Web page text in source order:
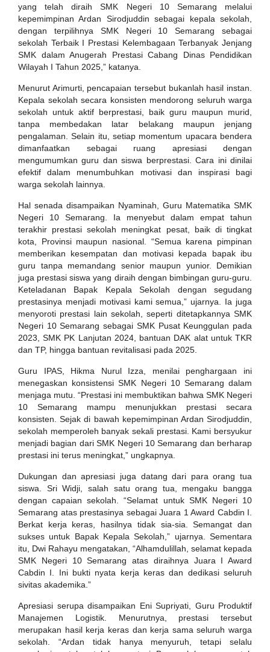
yang telah diraih SMK Negeri 10 Semarang melalui
kepemimpinan Ardan Sirodjuddin sebagai kepala sekolah,
dengan terpilihnya SMK Negeri 10 Semarang sebagai
sekolah Terbaik I Prestasi Kelembagaan Terbanyak Jenjang
SMK dalam Anugerah Prestasi Cabang Dinas Pendidikan
Wilayah I Tahun 2025,” katanya.
Menurut Arimurti, pencapaian tersebut bukanlah hasil instan.
Kepala sekolah secara konsisten mendorong seluruh warga
sekolah untuk aktif berprestasi, baik guru maupun murid,
tanpa membedakan latar belakang maupun jenjang
pengalaman. Selain itu, setiap momentum upacara bendera
dimanfaatkan sebagai ruang apresiasi dengan
mengumumkan guru dan siswa berprestasi. Cara ini dinilai
efektif dalam menumbuhkan motivasi dan inspirasi bagi
warga sekolah lainnya.
Hal senada disampaikan Nyaminah, Guru Matematika SMK
Negeri 10 Semarang. Ia menyebut dalam empat tahun
terakhir prestasi sekolah meningkat pesat, baik di tingkat
kota, Provinsi maupun nasional. “Semua karena pimpinan
memberikan kesempatan dan motivasi kepada bapak ibu
guru tanpa memandang senior maupun yunior. Demikian
juga prestasi siswa yang diraih dengan bimbingan guru-guru.
Keteladanan Bapak Kepala Sekolah dengan segudang
prestasinya menjadi motivasi kami semua,” ujarnya. Ia juga
menyoroti prestasi lain sekolah, seperti ditetapkannya SMK
Negeri 10 Semarang sebagai SMK Pusat Keunggulan pada
2023, SMK PK Lanjutan 2024, bantuan DAK alat untuk TKR
dan TP, hingga bantuan revitalisasi pada 2025.
Guru IPAS, Hikma Nurul Izza, menilai penghargaan ini
menegaskan konsistensi SMK Negeri 10 Semarang dalam
menjaga mutu. “Prestasi ini membuktikan bahwa SMK Negeri
10 Semarang mampu menunjukkan prestasi secara
konsisten. Sejak di bawah kepemimpinan Ardan Sirodjuddin,
sekolah memperoleh banyak sekali prestasi. Kami bersyukur
menjadi bagian dari SMK Negeri 10 Semarang dan berharap
prestasi ini terus meningkat,” ungkapnya.
Dukungan dan apresiasi juga datang dari para orang tua
siswa. Sri Widji, salah satu orang tua, mengaku bangga
dengan capaian sekolah. “Selamat untuk SMK Negeri 10
Semarang atas prestasinya sebagai Juara 1 Award Cabdin I.
Berkat kerja keras, hasilnya tidak sia-sia. Semangat dan
sukses untuk Bapak Kepala Sekolah,” ujarnya. Sementara
itu, Dwi Rahayu mengatakan, “Alhamdulillah, selamat kepada
SMK Negeri 10 Semarang atas diraihnya Juara I Award
Cabdin I. Ini bukti nyata kerja keras dan dedikasi seluruh
sivitas akademika.”
Apresiasi serupa disampaikan Eni Supriyati, Guru Produktif
Manajemen Logistik. Menurutnya, prestasi tersebut
merupakan hasil kerja keras dan kerja sama seluruh warga
sekolah. “Ardan tidak hanya menyuruh, tetapi selalu